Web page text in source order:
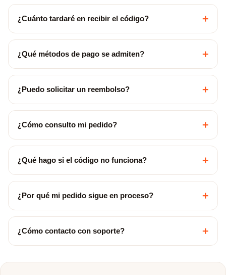
¿Cuánto tardaré en recibir el código? +
¿Qué métodos de pago se admiten? +
¿Puedo solicitar un reembolso? +
¿Cómo consulto mi pedido? +
¿Qué hago si el código no funciona? +
¿Por qué mi pedido sigue en proceso? +
¿Cómo contacto con soporte? +